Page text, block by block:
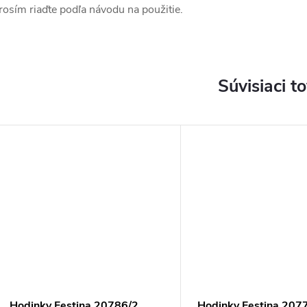
riaďte podľa návodu na použitie.
Súvisiaci